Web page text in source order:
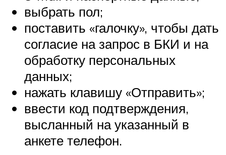
выбрать пол;
поставить «галочку», чтобы дать
согласие на запрос в БКИ и на
обработку персональных
данных;
нажать клавишу «Отправить»;
ввести код подтверждения,
высланный на указанный в
анкете телефон.